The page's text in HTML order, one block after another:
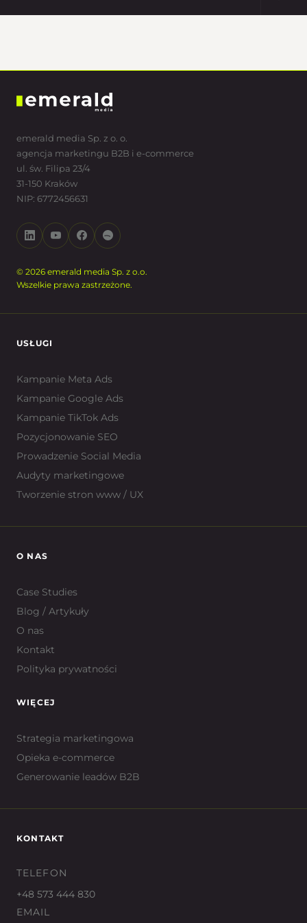
emerald media Sp. z o. o.
agencja marketingu B2B i e-commerce
ul. św. Filipa 23/4
31-150 Kraków
NIP: 6772456631
© 2026 emerald media Sp. z o.o.
Wszelkie prawa zastrzeżone.
USŁUGI
Kampanie Meta Ads
Kampanie Google Ads
Kampanie TikTok Ads
Pozycjonowanie SEO
Prowadzenie Social Media
Audyty marketingowe
Tworzenie stron www / UX
O NAS
Case Studies
Blog / Artykuły
O nas
Kontakt
Polityka prywatności
WIĘCEJ
Strategia marketingowa
Opieka e-commerce
Generowanie leadów B2B
KONTAKT
TELEFON
+48 573 444 830
EMAIL